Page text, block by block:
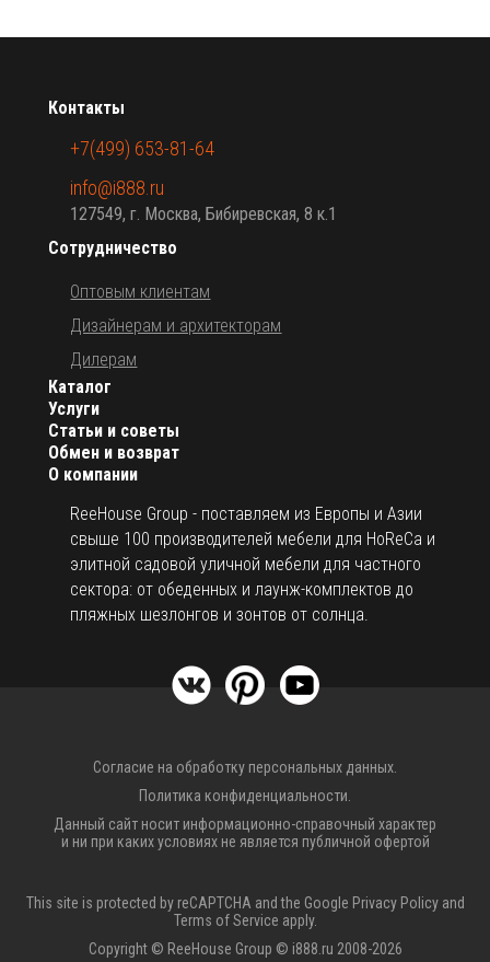
О компании
ReeHouse Group - поставляем из Европы и Азии
свыше 100 производителей мебели для HoReCa и
элитной садовой уличной мебели для частного
сектора: от обеденных и лаунж-комплектов до
пляжных шезлонгов и зонтов от солнца.
Каталог
Услуги
Статьи и советы
Обмен и возврат
Сотрудничество
Оптовым клиентам
Дизайнерам и архитекторам
Дилерам
Контакты
+7(499) 653-81-64
info@i888.ru
127549, г. Москва, Бибиревская, 8 к.1
Согласие на обработку персональных данных.
Политика конфиденциальности.
Данный сайт носит информационно-справочный характер
и ни при каких условиях не является публичной офертой
This site is protected by reCAPTCHA and the Google Privacy Policyand
Terms of Service apply.
Copyright © ReeHouse Group © i888.ru 2008-2026